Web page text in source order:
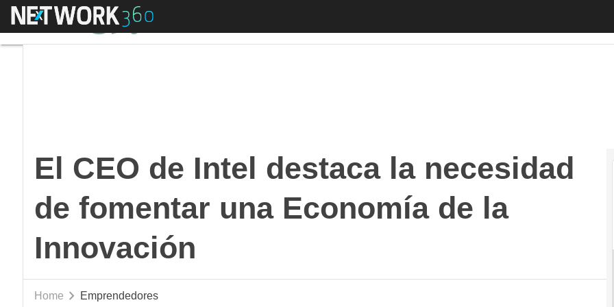
Menú
El CEO de Intel destaca la necesidad
de fomentar una Economía de la
Innovación
Home Emprendedores